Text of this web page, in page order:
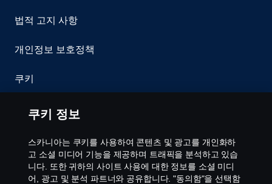
법적 고지 사항
개인정보 보호정책
쿠키
이용약관
문의처
공익제보
쿠키 정보
스카니아는 쿠키를 사용하여 콘텐츠 및 광고를 개인화하
고 소셜 미디어 기능을 제공하며 트래픽을 분석하고 있습
니다. 또한 귀하의 사이트 사용에 대한 정보를 소셜 미디
어, 광고 및 분석 파트너와 공유합니다. "동의함"을 선택함